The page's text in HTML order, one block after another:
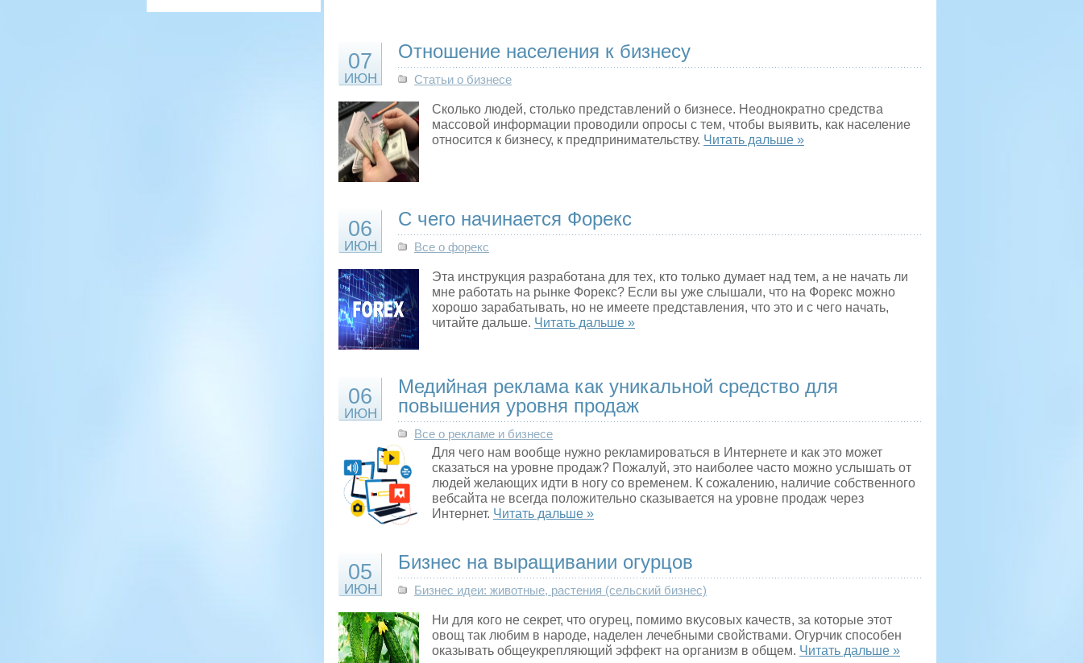
07
ИЮН
Отношение населения к бизнесу
Статьи о бизнесе
Сколько людей, столько представлений о бизнесе. Неоднократно средства
массовой информации проводили опросы с тем, чтобы выявить, как население
относится к бизнесу, к предпринимательству. Читать дальше »
06
ИЮН
С чего начинается Форекс
Все о форекс
Эта инструкция разработана для тех, кто только думает над тем, а не начать ли
мне работать на рынке Форекс? Если вы уже слышали, что на Форекс можно
хорошо зарабатывать, но не имеете представления, что это и с чего начать,
читайте дальше. Читать дальше »
06
ИЮН
Медийная реклама как уникальной средство для
повышения уровня продаж
Все о рекламе и бизнесе
Для чего нам вообще нужно рекламироваться в Интернете и как это может
сказаться на уровне продаж? Пожалуй, это наиболее часто можно услышать от
людей желающих идти в ногу со временем. К сожалению, наличие собственного
вебсайта не всегда положительно сказывается на уровне продаж через
Интернет. Читать дальше »
05
ИЮН
Бизнес на выращивании огурцов
Бизнес идеи: животные, растения (сельский бизнес)
Ни для кого не секрет, что огурец, помимо вкусовых качеств, за которые этот
овощ так любим в народе, наделен лечебными свойствами. Огурчик способен
оказывать общеукрепляющий эффект на организм в общем. Читать дальше »